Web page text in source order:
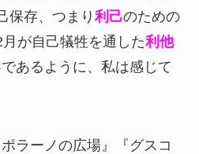
保存、つまり 利己のための
が自己犠牲を通した利他
あるように、私は感じて
ラーノの広場』『グスコ